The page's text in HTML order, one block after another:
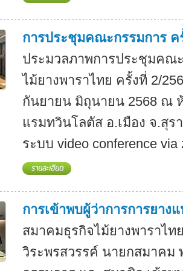
การประชุมคณะกรรมการ ค
ประมวลภาพการประชุมคณ
ไม้ยางพาราไทย ครั้งที่ 2/
กันยายน มิถุนายน 2568 ณ
แรมทวินโลตัส อ.เมือง จ.สุ
ระบบ video conference via
การเข้าพบผู้ว่าการการยาง
สมาคมธุรกิจไม้ยางพาราไ
วิระพรสวรรค์ นายกสมาคม